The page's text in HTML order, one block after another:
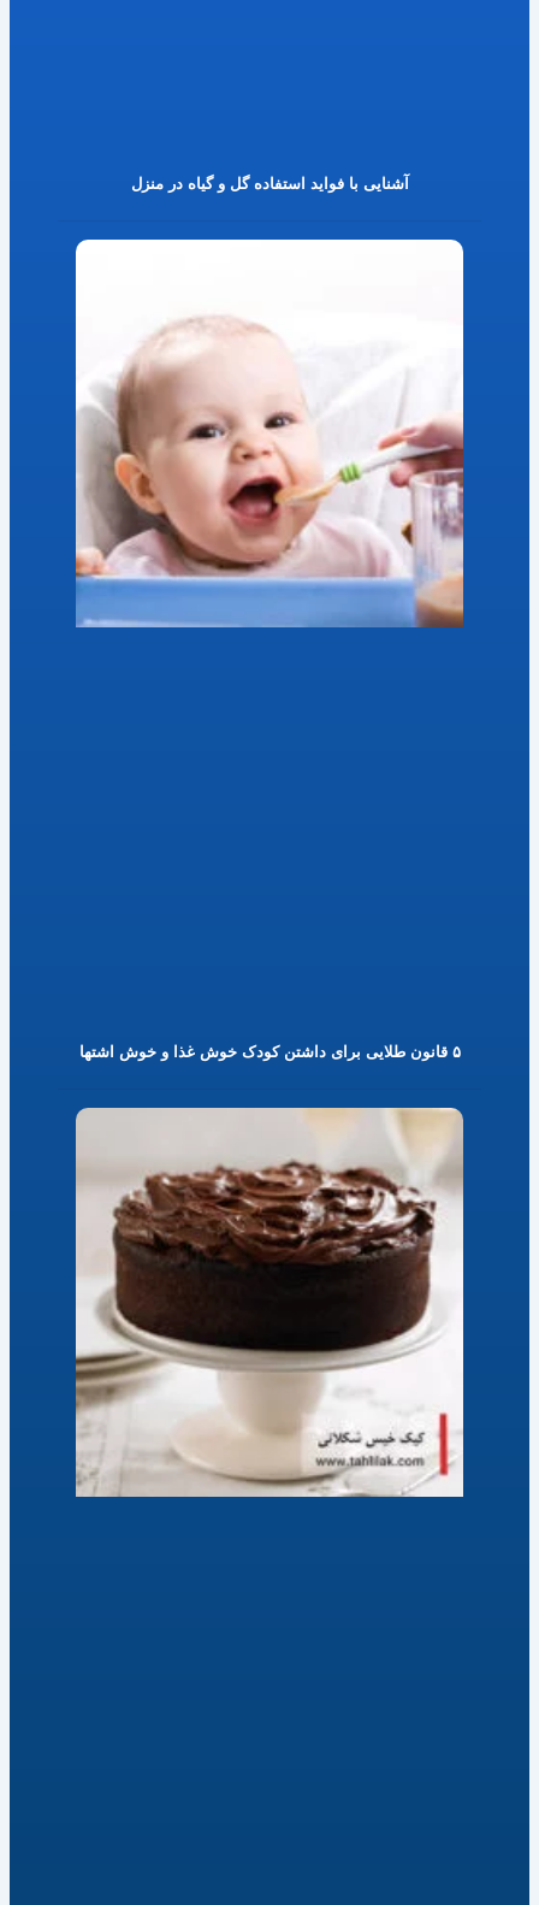
آشنایی با فواید استفاده گل و گیاه در منزل
۵ قانون طلایی برای داشتن کودک خوش غذا و خوش اشتها